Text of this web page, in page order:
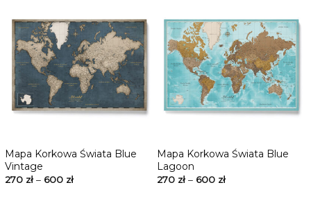
Mapa Korkowa Świata Blue
Vintage
270 zł– 600 zł
Mapa Korkowa Świata Blue
Lagoon
270 zł– 600 zł